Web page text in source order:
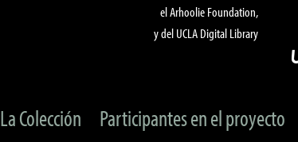
el Arhoolie Foundation,
y del UCLA Digital Library
La Colección Participantes en el proyecto